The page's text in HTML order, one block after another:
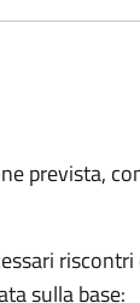
prevista,
riscontri
sulla base: